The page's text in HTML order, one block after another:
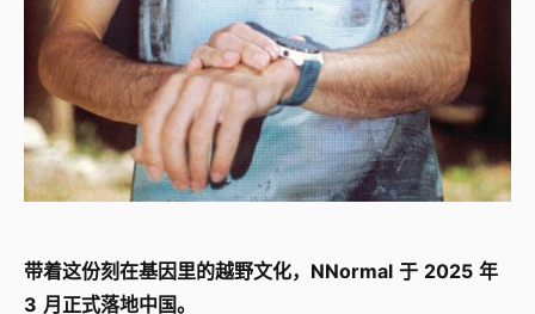
带着这份刻在基因里的越野文化，NNormal 于 2025 年
3 月正式落地中国。